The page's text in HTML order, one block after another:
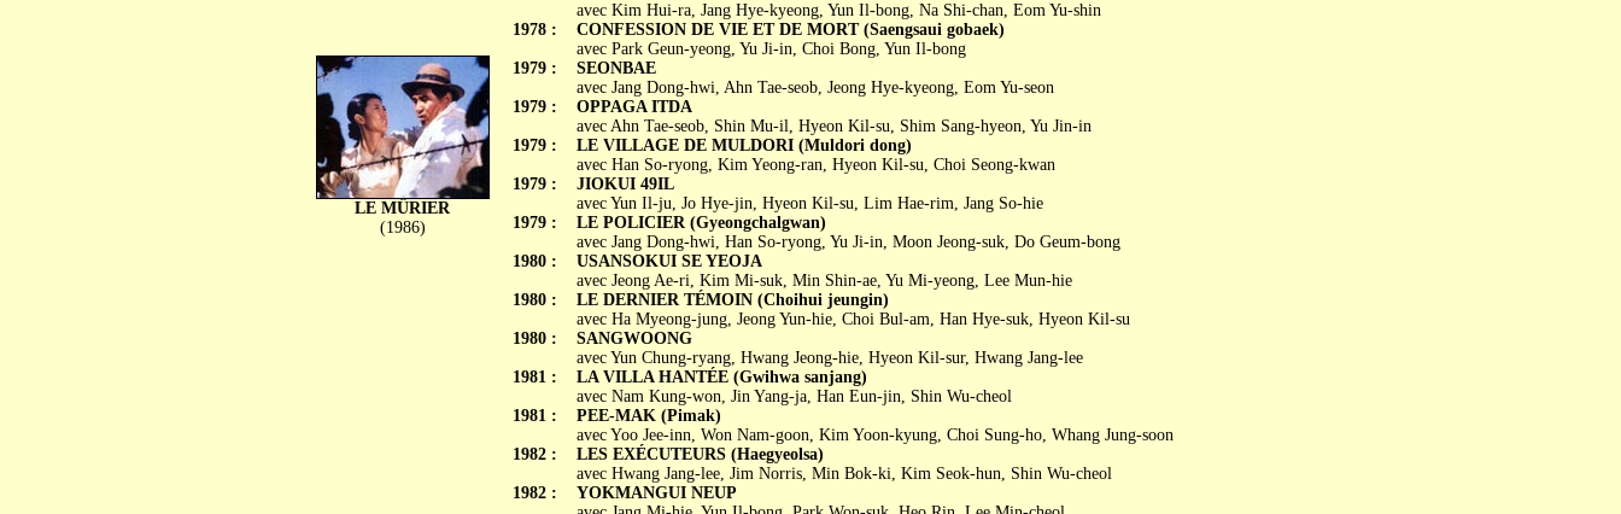
LE MÛRIER
(1986)
1978 :
1979 :
1979 :
1979 :
1979 :
1979 :
1980 :
1980 :
1980 :
1981 :
1981 :
1982 :
1982 :
avec Kim Hui-ra, Jang Hye-kyeong, Yun Il-bong, Na Shi-chan, Eom Yu-shin
CONFESSION DE VIE ET DE MORT (Saengsaui gobaek)
avec Park Geun-yeong, Yu Ji-in, Choi Bong, Yun Il-bong
SEONBAE
avec Jang Dong-hwi, Ahn Tae-seob, Jeong Hye-kyeong, Eom Yu-seon
OPPAGA ITDA
avec Ahn Tae-seob, Shin Mu-il, Hyeon Kil-su, Shim Sang-hyeon, Yu Jin-in
LE VILLAGE DE MULDORI (Muldori dong)
avec Han So-ryong, Kim Yeong-ran, Hyeon Kil-su, Choi Seong-kwan
JIOKUI 49IL
avec Yun Il-ju, Jo Hye-jin, Hyeon Kil-su, Lim Hae-rim, Jang So-hie
LE POLICIER (Gyeongchalgwan)
avec Jang Dong-hwi, Han So-ryong, Yu Ji-in, Moon Jeong-suk, Do Geum-bong
USANSOKUI SE YEOJA
avec Jeong Ae-ri, Kim Mi-suk, Min Shin-ae, Yu Mi-yeong, Lee Mun-hie
LE DERNIER TÉMOIN (Choihui jeungin)
avec Ha Myeong-jung, Jeong Yun-hie, Choi Bul-am, Han Hye-suk, Hyeon Kil-su
SANGWOONG
avec Yun Chung-ryang, Hwang Jeong-hie, Hyeon Kil-sur, Hwang Jang-lee
LA VILLA HANTÉE (Gwihwa sanjang)
avec Nam Kung-won, Jin Yang-ja, Han Eun-jin, Shin Wu-cheol
PEE-MAK (Pimak)
avec Yoo Jee-inn, Won Nam-goon, Kim Yoon-kyung, Choi Sung-ho, Whang Jung-soon
LES EXÉCUTEURS (Haegyeolsa)
avec Hwang Jang-lee, Jim Norris, Min Bok-ki, Kim Seok-hun, Shin Wu-cheol
YOKMANGUI NEUP